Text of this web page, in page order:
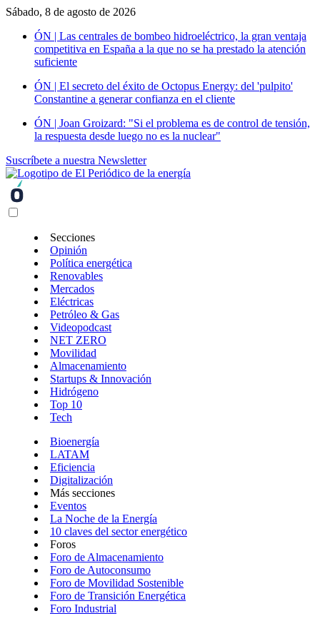
Sábado, 8 de agosto de 2026
ÓN | Las centrales de bombeo hidroeléctrico, la gran ventaja
competitiva en España a la que no se ha prestado la atención
suficiente
ÓN | El secreto del éxito de Octopus Energy: del 'pulpito'
Constantine a generar confianza en el cliente
ÓN | Joan Groizard: "Si el problema es de control de tensión,
la respuesta desde luego no es la nuclear"
Suscríbete a nuestra Newsletter
Secciones
Opinión
Política energética
Renovables
Mercados
Eléctricas
Petróleo & Gas
Videopodcast
NET ZERO
Movilidad
Almacenamiento
Startups & Innovación
Hidrógeno
Top 10
Tech
Bioenergía
LATAM
Eficiencia
Digitalización
Más secciones
Eventos
La Noche de la Energía
10 claves del sector energético
Foros
Foro de Almacenamiento
Foro de Autoconsumo
Foro de Movilidad Sostenible
Foro de Transición Energética
Foro Industrial